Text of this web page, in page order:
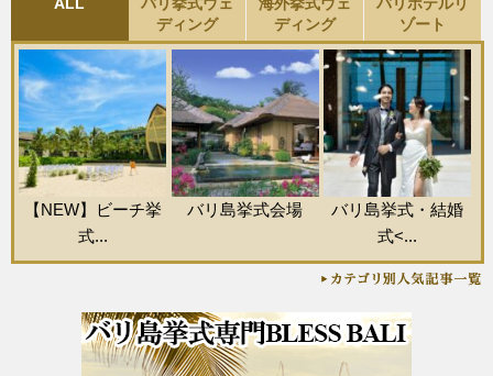
ディング
ディング
ゾート
【NEW】ビーチ挙
式...
バリ島挙式会場
バリ島挙式・結婚
式<...